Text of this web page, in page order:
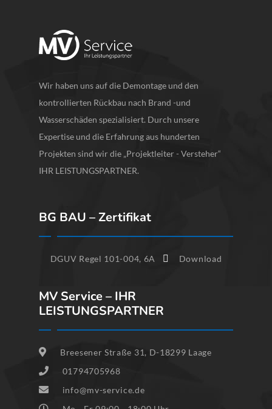
Wir haben uns auf die Demontage und den
kontrollierten Rückbau nach Brand -und
Wasserschäden spezialisiert. Durch unsere
Expertise und die Erfahrung aus hunderten
Projekten sind wir die „Projektleiter - Versteher“
IHR LEISTUNGSPARTNER.
BG BAU – Zertifikat
DGUV Regel 101-004, 6A Download
MV Service – IHR
LEISTUNGSPARTNER
Breesener Straße 31, D-18299 Laage
01794705968
info@mv-service.de